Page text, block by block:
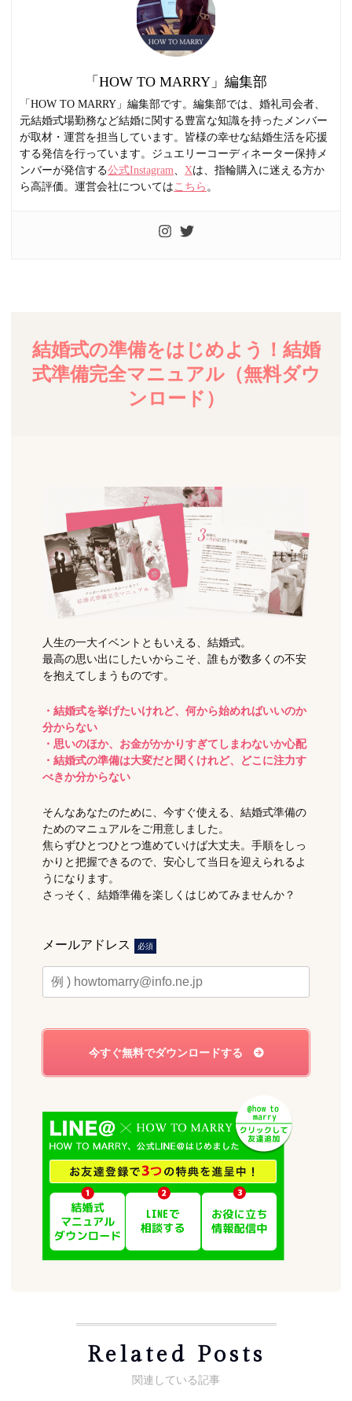
「HOW TO MARRY」編集部
「HOW TO MARRY」編集部です。編集部では、婚礼司会者、
元結婚式場勤務など結婚に関する豊富な知識を持ったメンバー
が取材・運営を担当しています。皆様の幸せな結婚生活を応援
する発信を行っています。ジュエリーコーディネーター保持メ
ンバーが発信する公式Instagram、 Xは、指輪購入に迷える方か
ら高評価。運営会社については こちら 。
結婚式の準備をはじめよう！結婚
式準備完全マニュアル（無料ダウ
ンロード）
人生の一大イベントともいえる、結婚式。
最高の思い出にしたいからこそ、誰もが数多くの不安
を抱えてしまうものです。
・結婚式を挙げたいけれど、何から始めればいいのか
分からない
・思いのほか、お金がかかりすぎてしまわないか心配
・結婚式の準備は大変だと聞くけれど、どこに注力す
べきか分からない
そんなあなたのために、今すぐ使える、結婚式準備の
ためのマニュアルをご用意しました。
焦らずひとつひとつ進めていけば大丈夫。手順をしっ
かりと把握できるので、安心して当日を迎えられるよ
うになります。
さっそく、結婚準備を楽しくはじめてみませんか？
メールアドレス 必須
Related Posts